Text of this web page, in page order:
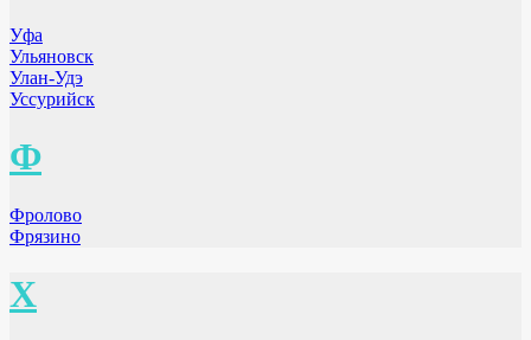
Уфа
Ульяновск
Улан-Удэ
Уссурийск
Ф
Фролово
Фрязино
Х